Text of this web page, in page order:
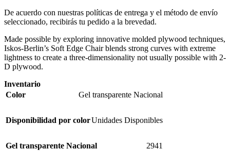
De acuerdo con nuestras políticas de entrega y el método de envío
seleccionado, recibirás tu pedido a la brevedad.
Made possible by exploring innovative molded plywood techniques,
Iskos-Berlin’s Soft Edge Chair blends strong curves with extreme
lightness to create a three-dimensionality not usually possible with 2-
D plywood.
Inventario
Color
Gel transparente Nacional
Disponibilidad por colorUnidades Disponibles
Gel transparente Nacional 2941